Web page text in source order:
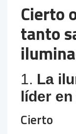
Cierto
tanto
1. La
líder
Cierto